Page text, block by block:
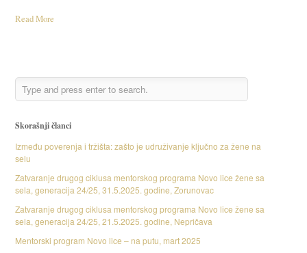
Read More
Skorašnji članci
Između poverenja i tržišta: zašto je udruživanje ključno za žene na
selu
Zatvaranje drugog ciklusa mentorskog programa Novo lice žene sa
sela, generacija 24/25, 31.5.2025. godine, Zorunovac
Zatvaranje drugog ciklusa mentorskog programa Novo lice žene sa
sela, generacija 24/25, 21.5.2025. godine, Nepričava
Mentorski program Novo lice – na putu, mart 2025